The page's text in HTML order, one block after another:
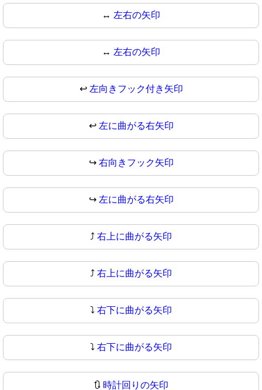
↔️ 左右の矢印
↔ 左右の矢印
↩️ 左向きフック付き矢印
↩ 左に曲がる右矢印
↪️ 右向きフック矢印
↪ 左に曲がる右矢印
⤴️ 右上に曲がる矢印
⤴ 右上に曲がる矢印
⤵️ 右下に曲がる矢印
⤵ 右下に曲がる矢印
🔃 時計回りの矢印